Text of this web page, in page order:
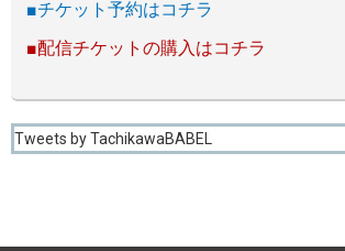
■チケット予約はコチラ
■配信チケットの購入はコチラ
Tweets by TachikawaBABEL